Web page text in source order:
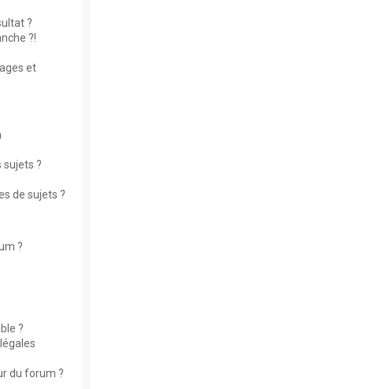
?
?!
et
?
de sujets ?
?
?
du forum ?